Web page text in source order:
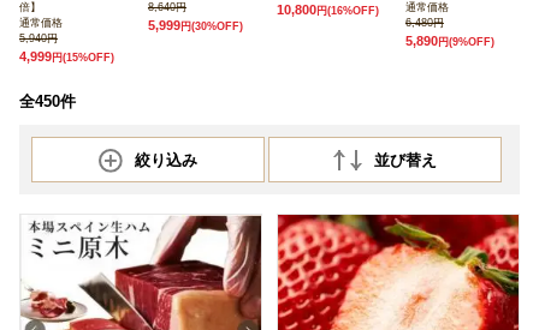
倍】
通常価格
5,940円
4,999 円(15%OFF)
8,640円
5,999円(30%OFF)
10,800円(16%OFF)
通常価格
6,480円
5,890円(9%OFF)
全450件
絞り込み 並び替え